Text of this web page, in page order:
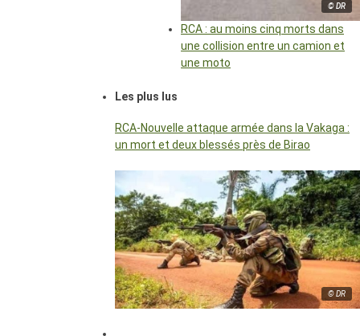
© DR
RCA : au moins cinq morts dans
une collision entre un camion et
une moto
Les plus lus
RCA-Nouvelle attaque armée dans la Vakaga :
un mort et deux blessés près de Birao
© DR